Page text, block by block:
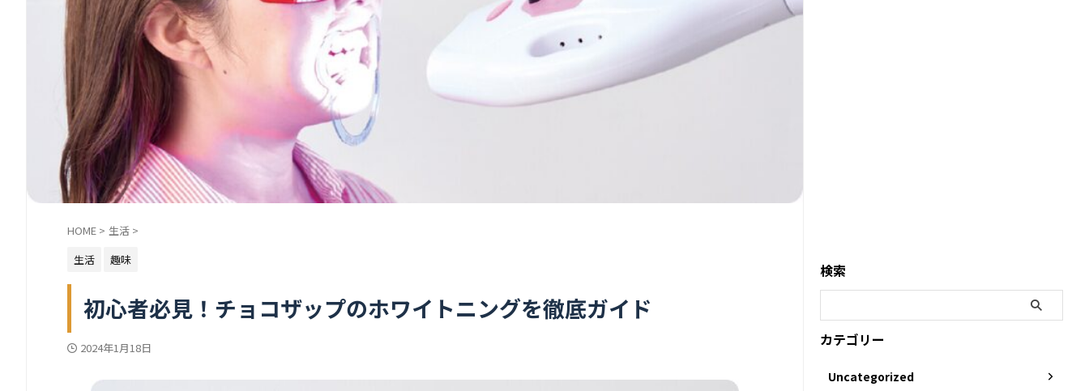
HOME > 生活 >
生活
趣味
初心者必見！チョコザップのホワイトニングを徹底ガイド
2024年1月18日
検索
カテゴリー
Uncategorized